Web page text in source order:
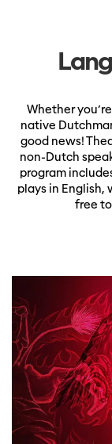
Whether
native
good news!
non-Dutch
program
plays in English,
free